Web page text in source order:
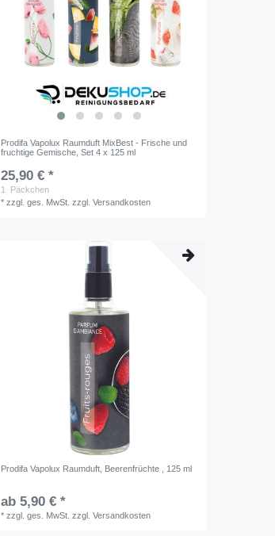
Prodifa Vapolux Raumduft MixBest - Frische und
fruchtige Gemische, Set 4 x 125 ml
25,90 € *
1
Päckchen
*zzgl. ges. MwSt. zzgl.Versandkosten
Prodifa Vapolux Raumduft, Beerenfrüchte , 125 ml
ab 5,90 € *
*zzgl. ges. MwSt. zzgl.Versandkosten